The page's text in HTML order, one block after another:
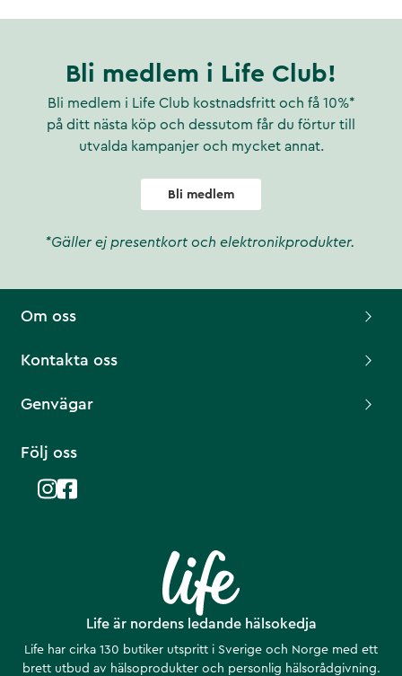
Bli medlem i Life Club!
Bli medlem i Life Club kostnadsfritt och få 10%*
på ditt nästa köp och dessutom får du förtur till
utvalda kampanjer och mycket annat.
Bli medlem
*Gäller ej presentkort och elektronikprodukter.
Life är nordens ledande hälsokedja
Life har cirka 130 butiker utspritt i Sverige och Norge med ett
brett utbud av hälsoprodukter och personlig hälsorådgivning.
Om oss
Kontakta oss
Genvägar
Följ oss